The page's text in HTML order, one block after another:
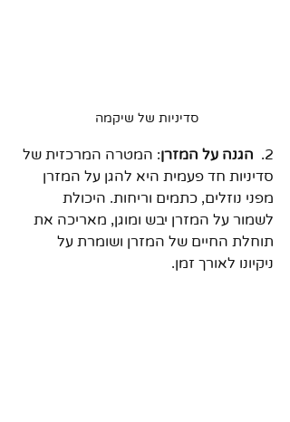
סדיניות של שיקמה
2. הגנה על המזרן: המטרה המרכזית של
סדיניות חד פעמית היא להגן על המזרן
מפני נוזלים, כתמים וריחות. היכולת
לשמור על המזרן יבש ומוגן, מאריכה את
תוחלת החיים של המזרן ושומרת על
ניקיונו לאורך זמן.